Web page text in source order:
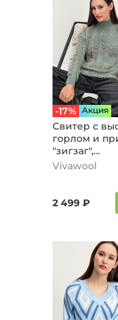
-17% Aкция
Свитер с
горлом и
"зигзаг",
бирюзовый
Vivawool
2 499 ₽